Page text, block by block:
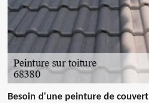
Besoin d'une peinture de